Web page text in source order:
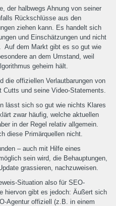
der halbwegs Ahnung von seiner
Rückschlüsse aus den
ziehen kann. Es handelt sich
und Einschätzungen und nicht
Auf dem Markt gibt es so gut wie
an dem Umstand, weil
geheim hält.
die offiziellen Verlautbarungen von
und seine Video-Statements.
lässt sich so gut wie nichts Klares
zwar häufig, welche aktuellen
in der Regel relativ allgemein.
diese Primärquellen nicht.
– auch mit Hilfe eines
sein wird, die Behauptungen,
grassieren, nachzuweisen.
Situation also für SEO-
hiervon gibt es jedoch: Äußert sich
Agentur offiziell (z.B. in einem